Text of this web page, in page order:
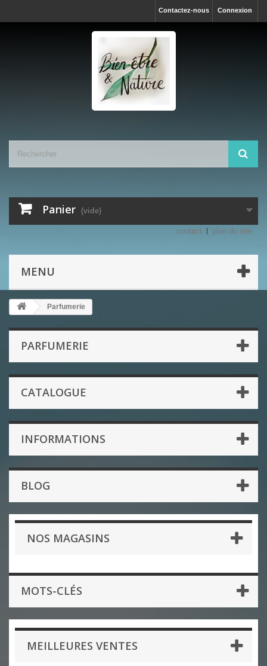
Connexion
Contactez-nous
Panier (vide)
contact plan du site
MENU
Parfumerie
PARFUMERIE
CATALOGUE
INFORMATIONS
BLOG
NOS MAGASINS
MOTS-CLÉS
MEILLEURES VENTES